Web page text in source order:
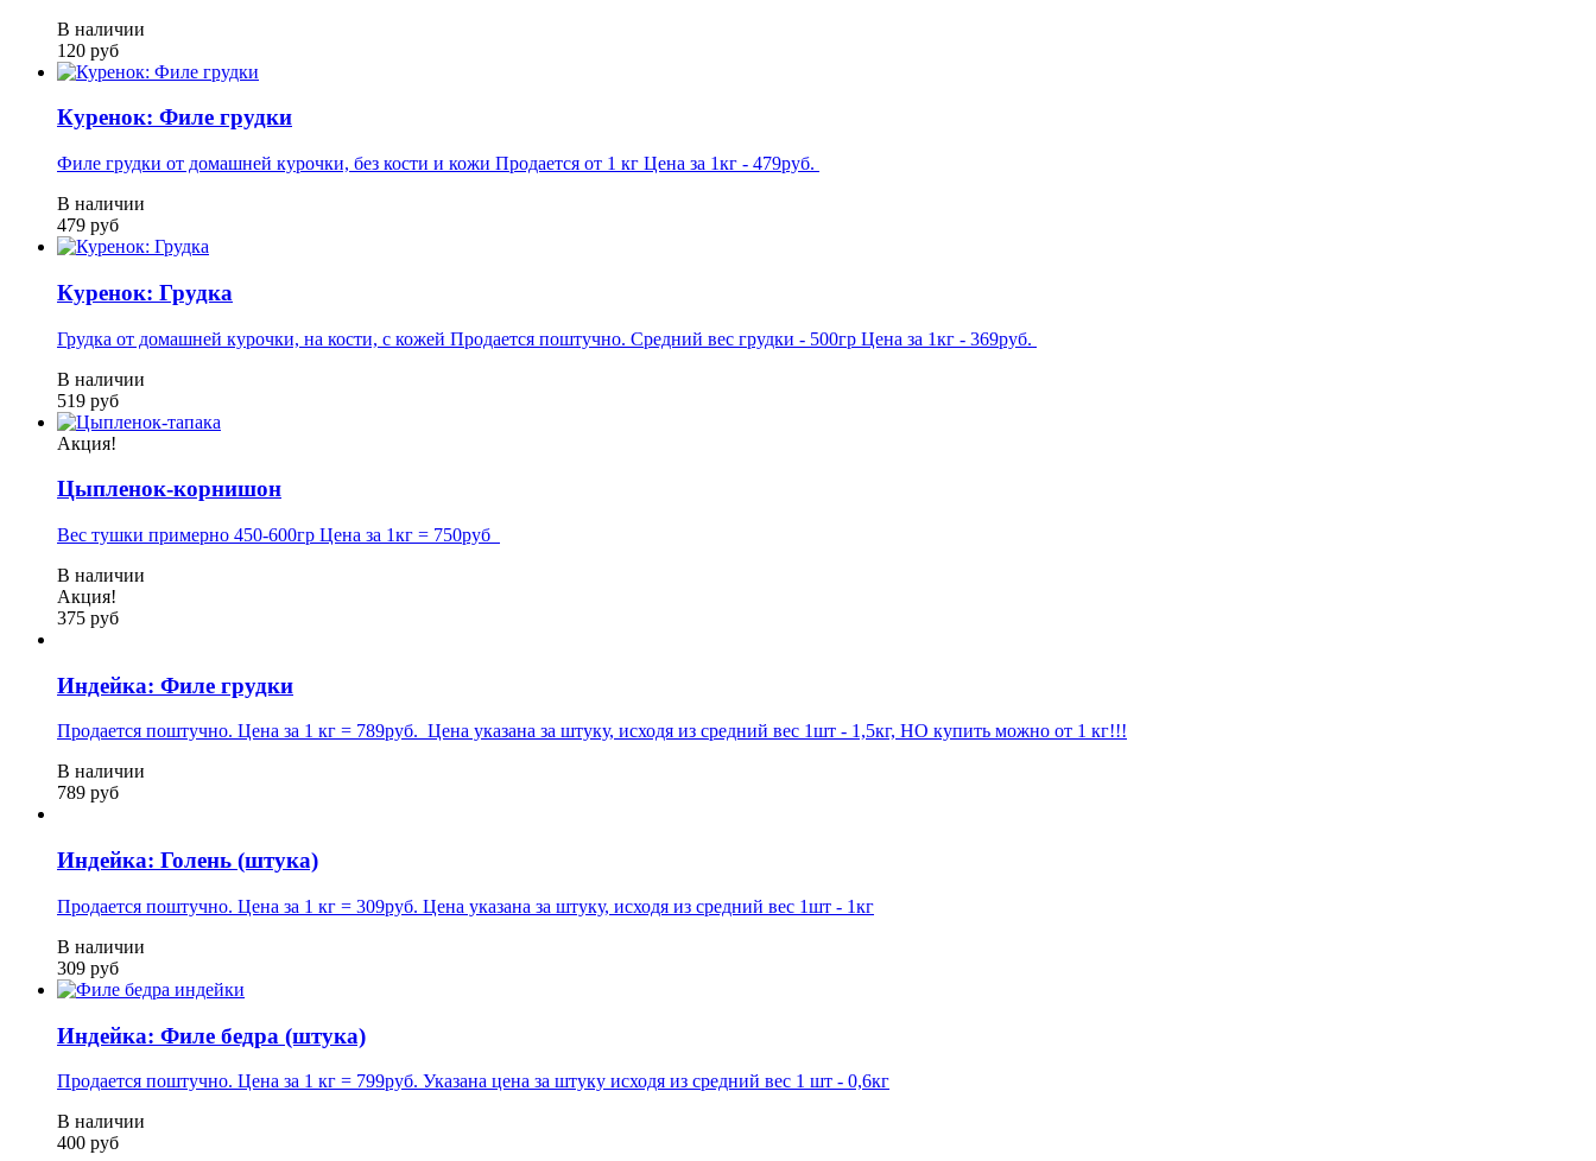
В наличии
120 руб
Куренок: Филе грудки
Филе грудки от домашней курочки, без кости и кожи Продается от 1 кг Цена за 1кг - 479руб.
В наличии
479 руб
Куренок: Грудка
Грудка от домашней курочки, на кости, с кожей Продается поштучно. Средний вес грудки - 500гр Цена за 1кг - 369руб.
В наличии
519 руб
Акция!
Цыпленок-корнишон
Вес тушки примерно 450-600гр Цена за 1кг = 750руб
В наличии
Акция!
375 руб
Индейка: Филе грудки
Продается поштучно. Цена за 1 кг = 789руб. Цена указана за штуку, исходя из средний вес 1шт - 1,5кг, НО купить можно от 1 кг!!!
В наличии
789 руб
Индейка: Голень (штука)
Продается поштучно. Цена за 1 кг = 309руб. Цена указана за штуку, исходя из средний вес 1шт - 1кг
В наличии
309 руб
Индейка: Филе бедра (штука)
Продается поштучно. Цена за 1 кг = 799руб. Указана цена за штуку исходя из средний вес 1 шт - 0,6кг
В наличии
400 руб